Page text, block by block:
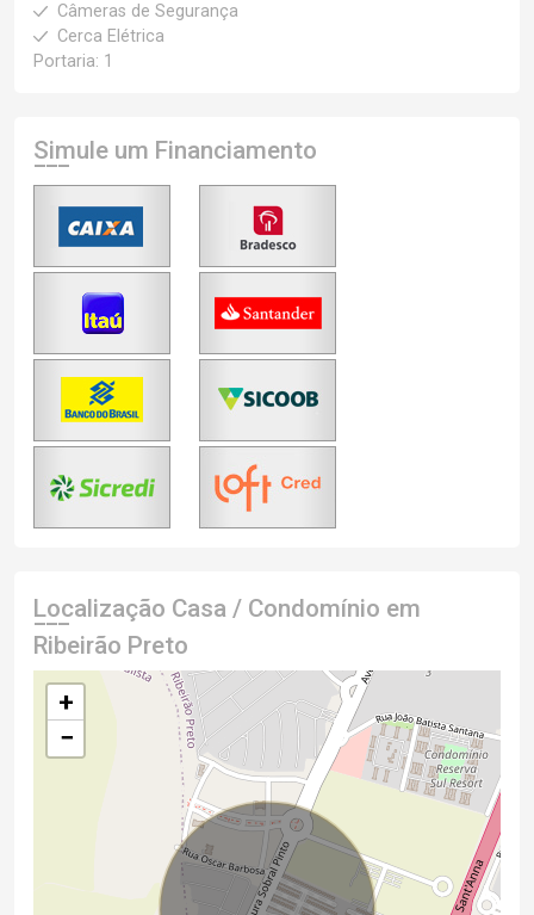
Câmeras de Segurança
Cerca Elétrica
Portaria: 1
Simule um Financiamento
Localização Casa / Condomínio em
Ribeirão Preto
+
−